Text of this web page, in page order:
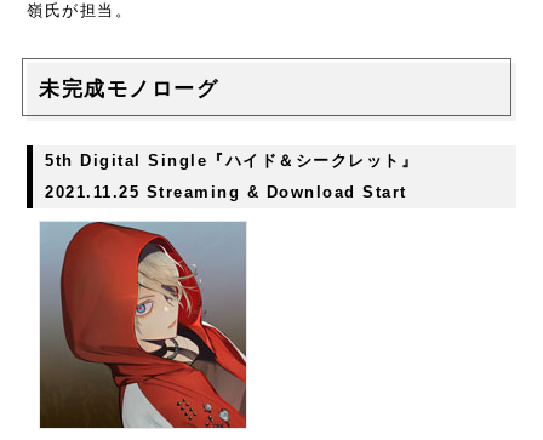
嶺氏が担当。
未完成モノローグ
5th Digital Single『ハイド＆シークレット』
2021.11.25 Streaming & Download Start